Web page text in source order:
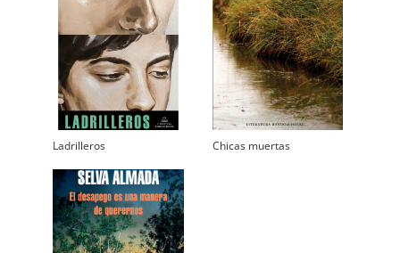
Ladrilleros Chicas muertas